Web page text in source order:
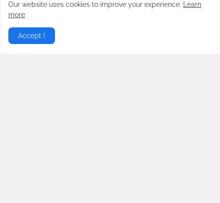
Our website uses cookies to improve your experience.
Learn
more
Accept !